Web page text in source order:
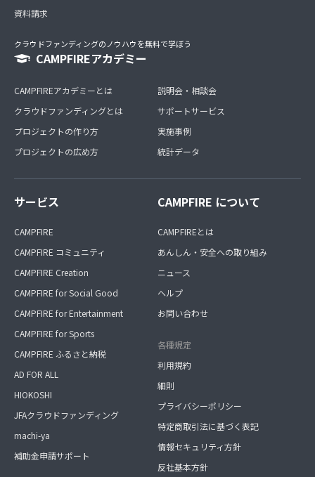
資料請求
クラウドファンディングのノウハウを無料で学ぼう
CAMPFIREアカデミー
CAMPFIREアカデミーとは
クラウドファンディングとは
プロジェクトの作り方
プロジェクトの広め方
説明会・相談会
サポートサービス
実施事例
統計データ
サービス
CAMPFIRE
CAMPFIRE コミュニティ
CAMPFIRE Creation
CAMPFIRE for Social Good
CAMPFIRE for Entertainment
CAMPFIRE for Sports
CAMPFIRE ふるさと納税
AD FOR ALL
HIOKOSHI
JFAクラウドファンディング
machi-ya
補助金申請サポート
CAMPFIRE について
CAMPFIREとは
あんしん・安全への取り組み
ニュース
ヘルプ
お問い合わせ
各種規定
利用規約
細則
プライバシーポリシー
特定商取引法に基づく表記
情報セキュリティ方針
反社基本方針